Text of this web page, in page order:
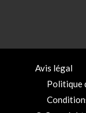
Avis légal
Politique